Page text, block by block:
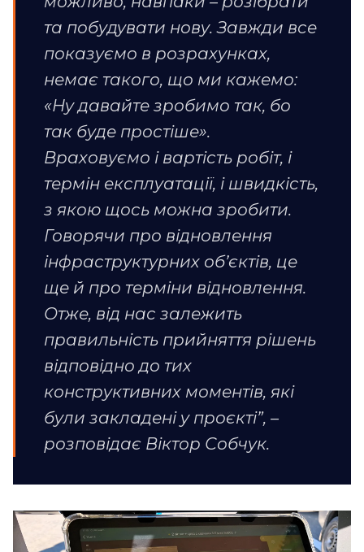
та побудувати нову. Завжди все
показуємо в розрахунках,
немає такого, що ми кажемо:
«Ну давайте зробимо так, бо
так буде простіше».
Враховуємо і вартість робіт, і
термін експлуатації, і швидкість,
з якою щось можна зробити.
Говорячи про відновлення
інфраструктурних об’єктів, це
ще й про терміни відновлення.
Отже, від нас залежить
правильність прийняття рішень
відповідно до тих
конструктивних моментів, які
були закладені у проєкті”, –
розповідає Віктор Собчук.